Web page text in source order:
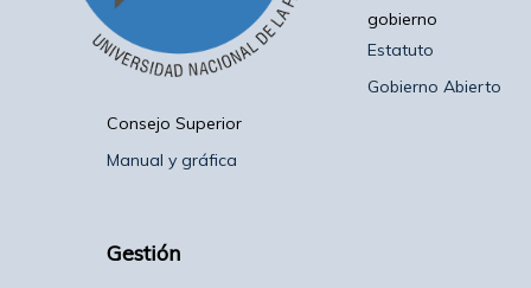
gobierno
Estatuto
Gobierno Abierto
Consejo Superior
Manual y gráfica
Gestión